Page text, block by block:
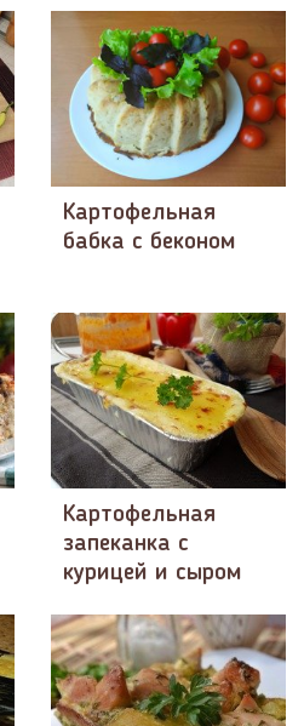
Картофельная
бабка с беконом
Картофельная
запеканка с
курицей и сыром